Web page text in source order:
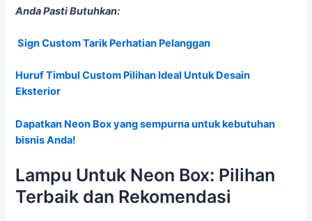
Anda Pasti Butuhkan:
Sign Custom Tarik Perhatian Pelanggan
Huruf Timbul Custom Pilihan Ideal Untuk Desain
Eksterior
Dapatkan Neon Box yang sempurna untuk kebutuhan
bisnis Anda!
Lampu Untuk Neon Box: Pilihan
Terbaik dan Rekomendasi